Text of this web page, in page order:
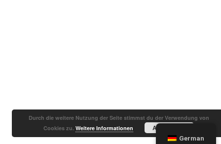
German
Durch die weitere Nutzung der Seite stimmst du der Verwendung von
Cookies zu.Weitere Informationen Akzeptieren